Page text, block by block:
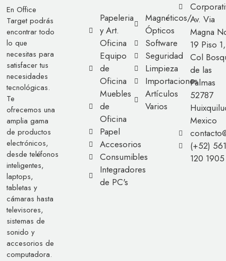
En Office
Target podrás
encontrar todo
lo que
necesitas para
satisfacer tus
necesidades
tecnológicas.
Te
ofrecemos una
amplia gama
de productos
electrónicos,
desde teléfonos
inteligentes,
laptops,
tabletas y
cámaras hasta
televisores,
sistemas de
sonido y
accesorios de
computadora.
Papeleria
y Art.
Oficina
Equipo
de
Oficina
Muebles
de
Oficina
Papel
Accesorios
Consumibles
Integradores
de PC's
Magnéticos/
Ópticos
Software
Seguridad
Limpieza
Importaciones
Artículos
Varios
Av. Via
Magna
19 Piso 1,
Col
de las
Palmas
52787
Mexico
(+52) 561
120 1905